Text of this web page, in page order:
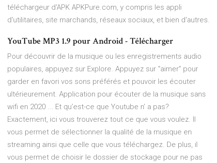
téléchargeur d'APK APKPure.com, y compris les appli
d'utilitaires, site marchands, réseaux sociaux, et bien d'autres.
YouTube MP3 1.9 pour Android - Télécharger
Pour découvrir de la musique ou les enregistrements audio
populaires, appuyez sur Explore. Appuyez sur “aimer” pour
garder en favori vos sons préférés et pouvoir les écouter
ultérieurement. Application pour écouter de la musique sans
wifi en 2020 ... Et qu’est-ce que Youtube n’ a pas?
Exactement, ici vous trouverez tout ce que vous voulez. Il
vous permet de sélectionner la qualité de la musique en
streaming ainsi que celle que vous téléchargez. De plus, il
vous permet de choisir le dossier de stockage pour ne pas